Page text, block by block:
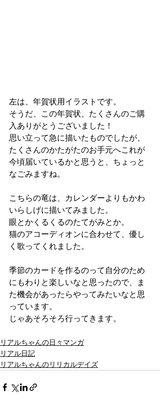
左は、年賀状用イラストです。
そうだ、この年賀状、たくさんのご購
入ありがとうございました！
思い立って急に描いたものでしたが、
たくさんのかたがたのお手元へこれが
今頃届いているかと思うと、ちょっと
なごみますね。
こちらの竜は、カレンダーよりもかわ
いらしげに描いてみました。
眼とかくるくるのたてがみとか。
猫のアコーディオンに合わせて、優し
く歌ってくれました。
季節のカードを作るのって自分のため
にもわりと楽しいなと思ったので、ま
た機会があったらやってみたいなと思
っています。
じゃあそろそろ行ってきます。
リアルちゃんの日々マンガ
リアル日記
リアルちゃんのリリカルデイズ